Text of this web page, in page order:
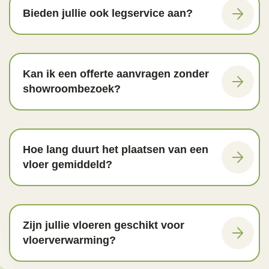
werd gewerkt en alles mooi en schoon werd
betrokken aandacht te ervaren. Bedankt!
Bieden jullie ook legservice aan?
Kan ik een offerte aanvragen zonder
showroombezoek?
Hoe lang duurt het plaatsen van een
vloer gemiddeld?
Zijn jullie vloeren geschikt voor
vloerverwarming?